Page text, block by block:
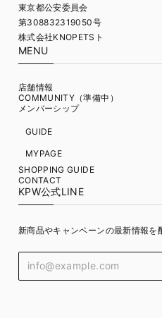
東京都公安委員会
第308832319050号
株式会社KNOPETSト
MENU
店舗情報
COMMUNITY（準備中）
メンバーシップ
GUIDE
MYPAGE
SHOPPING GUIDE
CONTACT
KPW公式LINE
新商品やキャンペーンの最新情報を